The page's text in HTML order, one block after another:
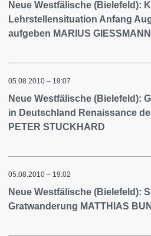
Neue Westfälische (Bielefeld):
Lehrstellensituation Anfang
aufgeben MARIUS GIESSMANN
05.08.2010 – 19:07
Neue Westfälische (Bielefeld):
in Deutschland Renaissance
PETER STUCKHARD
05.08.2010 – 19:02
Neue Westfälische (Bielefeld):
Gratwanderung MATTHIAS